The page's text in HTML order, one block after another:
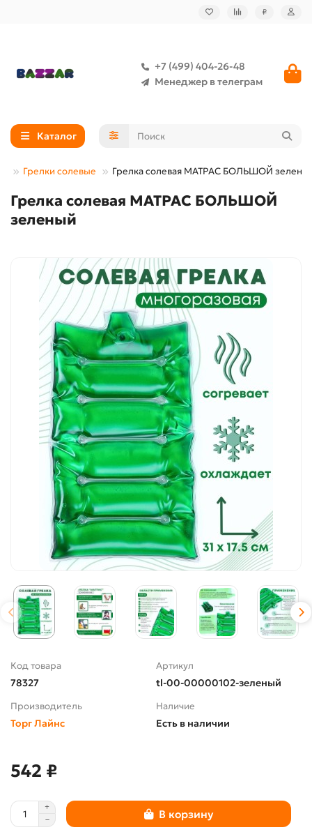
₽
+7 (499) 404-26-48
Менеджер в телеграм
Каталог
Грелки солевые Грелка солевая МАТРАС БОЛЬШОЙ
Грелка солевая МАТРАС БОЛЬШОЙ
зеленый
Код товара
78327
Артикул
tl-00-00000102-зеленый
Производитель
Торг Лайнс
Наличие
Есть в наличии
542 ₽
В корзину